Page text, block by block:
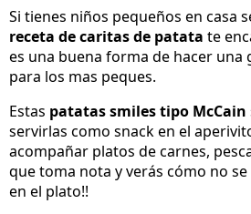
Si tienes niños pequeños en casa
receta de caritas de patata te
es una buena forma de hacer
para los mas peques.
Estas patatas smiles tipo McCain
servirlas como snack en el
acompañar platos de carnes,
que toma nota y verás cómo no
en el plato!!